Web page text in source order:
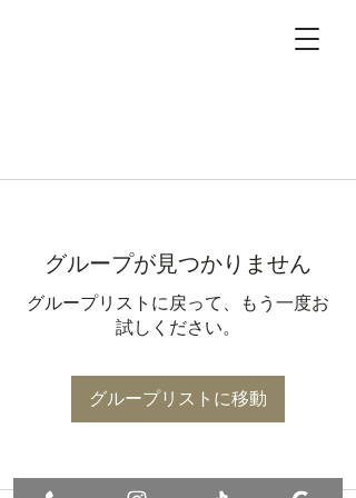
グループが見つかりません
グループリストに戻って、もう一度お
試しください。
グループリストに移動